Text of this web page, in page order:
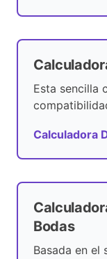
Esta sencilla
Calculadora
Bodas
Basada en el